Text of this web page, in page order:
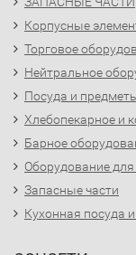
Корпусные
Торговое
Нейтральное
Посуда и
Хлебопекарное и
Барное
Оборудование
Запасные части
Кухонная посуда